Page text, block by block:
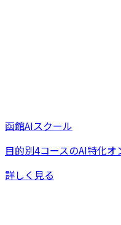
函館AIスクール
目的別4コースのAI特化
詳しく見る